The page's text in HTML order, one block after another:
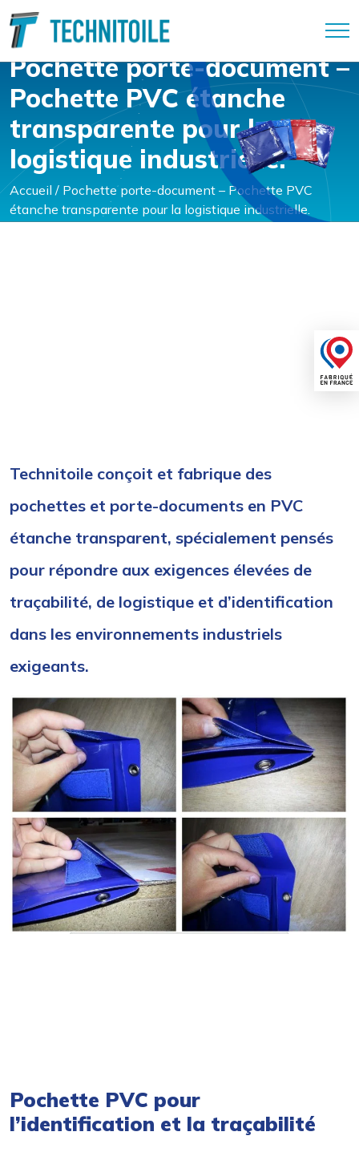
Panneau de gestion des cookies
Pochette porte-document –
Pochette PVC étanche
transparente pour la
logistique industrielle.
Accueil / Pochette porte-document – Pochette PVC
étanche transparente pour la logistique industrielle.
Technitoile conçoit et fabrique des
pochettes et porte-documents en PVC
étanche transparent, spécialement pensés
pour répondre aux exigences élevées de
traçabilité, de logistique et d’identification
dans les environnements industriels
exigeants.
Pochette PVC pour
l’identification et la traçabilité